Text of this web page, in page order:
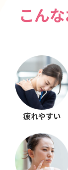
こん
疲れやすい